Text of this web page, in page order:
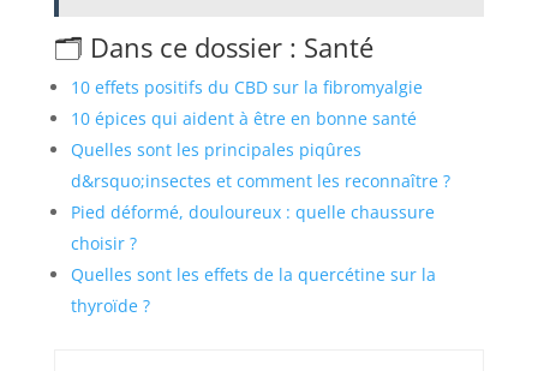
🗂️ Dans ce dossier : Santé
10 effets positifs du CBD sur la fibromyalgie
10 épices qui aident à être en bonne santé
Quelles sont les principales piqûres
d&rsquo;insectes et comment les reconnaître ?
Pied déformé, douloureux : quelle chaussure
choisir ?
Quelles sont les effets de la quercétine sur la
thyroïde ?